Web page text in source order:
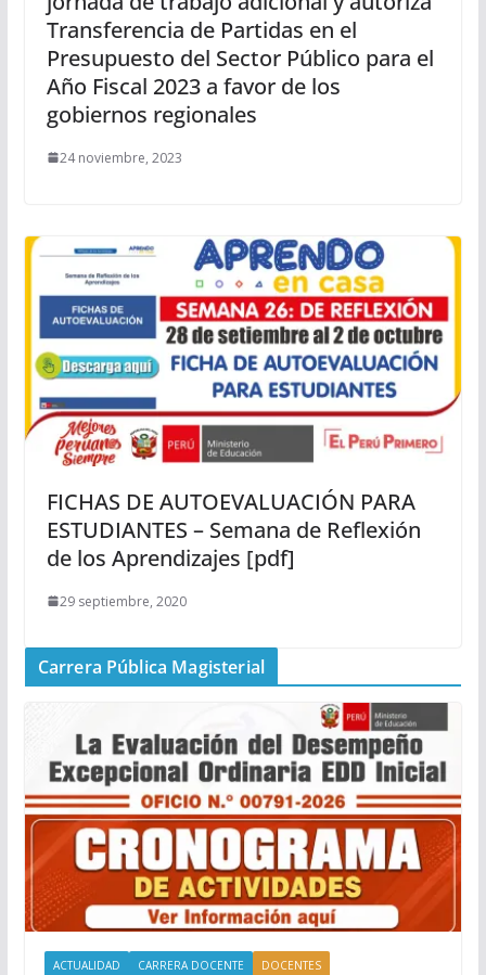
Transferencia de Partidas en el
Presupuesto del Sector Público para el
Año Fiscal 2023 a favor de los
gobiernos regionales
24 noviembre, 2023
FICHAS DE AUTOEVALUACIÓN PARA
ESTUDIANTES – Semana de Reflexión
de los Aprendizajes [pdf]
29 septiembre, 2020
Carrera Pública Magisterial
ACTUALIDAD CARRERA DOCENTE
DOCENTES